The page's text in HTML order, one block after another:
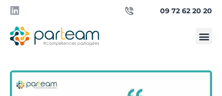
09 72 62 20 20